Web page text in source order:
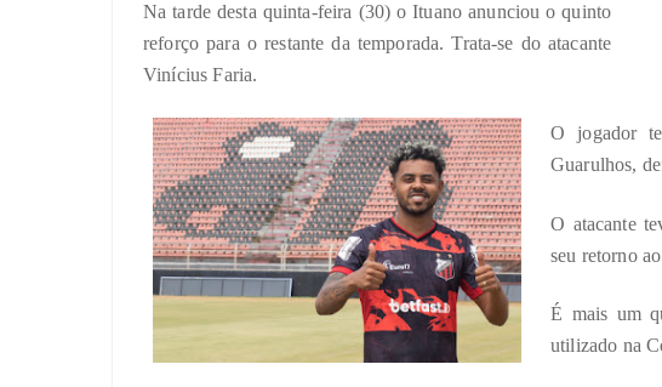
Na tarde desta quinta-feira (30) o Ituano anunciou o quinto
reforço para o restante da temporada. Trata-se do atacante
Vinícius Faria.
O jogador
Guarulhos,
O atacante
seu retorno
É mais um
utilizado na